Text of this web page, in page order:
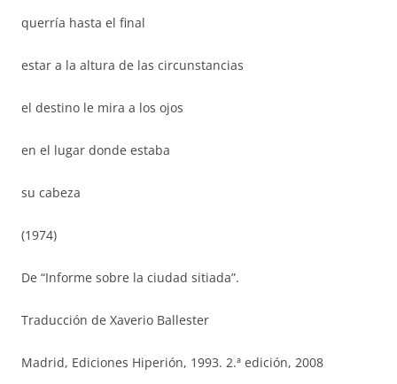
querría hasta el final
estar a la altura de las circunstancias
el destino le mira a los ojos
en el lugar donde estaba
su cabeza
(1974)
De “Informe sobre la ciudad sitiada”.
Traducción de Xaverio Ballester
Madrid, Ediciones Hiperión, 1993. 2.ª edición, 2008